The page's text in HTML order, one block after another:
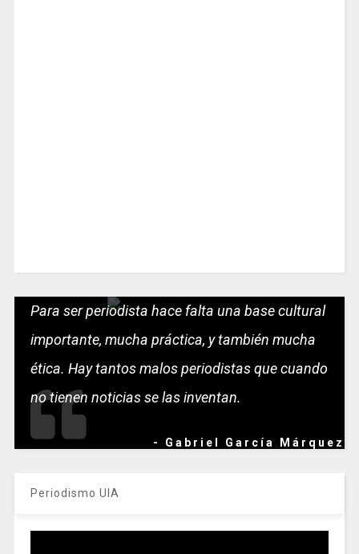
Para ser periodista hace falta una base cultural
importante, mucha práctica, y también mucha
ética. Hay tantos malos periodistas que cuando
no tienen noticias se las inventan.
- Gabriel García Márquez
Periodismo UIA